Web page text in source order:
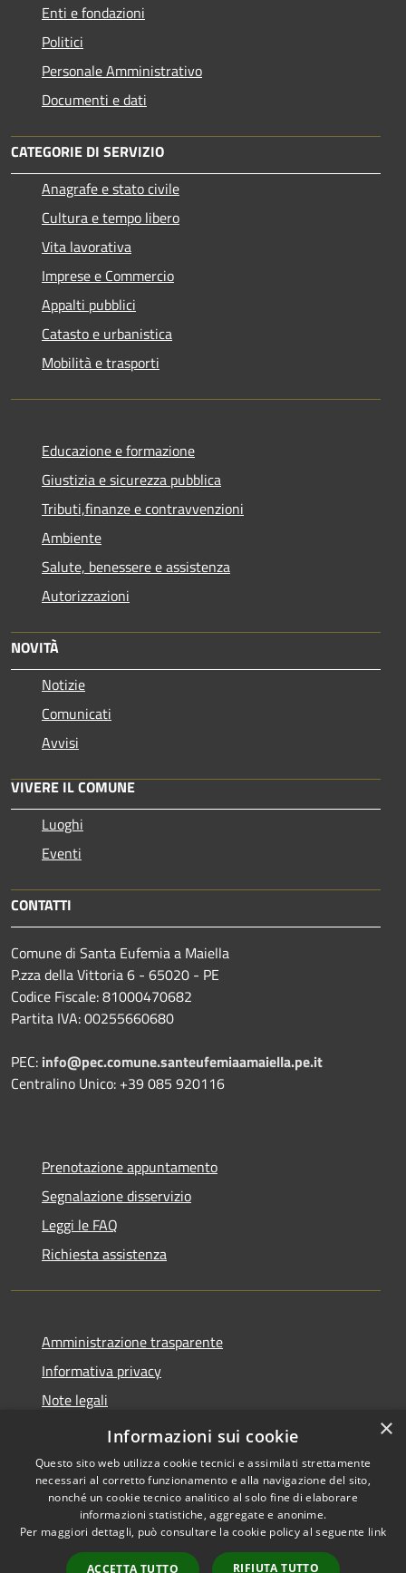
Enti e fondazioni
Politici
Personale Amministrativo
Documenti e dati
CATEGORIE DI SERVIZIO
Anagrafe e stato civile
Cultura e tempo libero
Vita lavorativa
Imprese e Commercio
Appalti pubblici
Catasto e urbanistica
Mobilità e trasporti
Educazione e formazione
Giustizia e sicurezza pubblica
Tributi,finanze e contravvenzioni
Ambiente
Salute, benessere e assistenza
Autorizzazioni
NOVITÀ
Notizie
Comunicati
Avvisi
VIVERE IL COMUNE
Luoghi
Eventi
CONTATTI
Comune di Santa Eufemia a Maiella
P.zza della Vittoria 6 - 65020 - PE
Codice Fiscale: 81000470682
Partita IVA: 00255660680
PEC: info@pec.comune.santeufemiaamaiella.pe.it
Centralino Unico: +39 085 920116
Prenotazione appuntamento
Segnalazione disservizio
Leggi le FAQ
Richiesta assistenza
Amministrazione trasparente
Informativa privacy
Note legali
Dichiarazione di accessibilità
Accessibilità
Copyright © 2026 • Comune di
Sant'Eufemia a Maiella •
Powered byMunicipium
×
Informazioni sui cookie
Questo sito web utilizza cookie tecnici e assimilati strettamente
necessari al corretto funzionamento e alla navigazione del sito,
nonché un cookie tecnico analitico al solo fine di elaborare
informazioni statistiche, aggregate e anonime.
Per maggiori dettagli, può consultare la cookie policy al seguente link
ACCETTA TUTTO RIFIUTA TUTTO